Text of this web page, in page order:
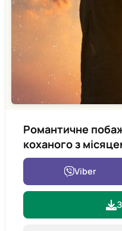
Романтичне
коханого з
Viber